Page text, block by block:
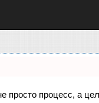
просто процесс, а